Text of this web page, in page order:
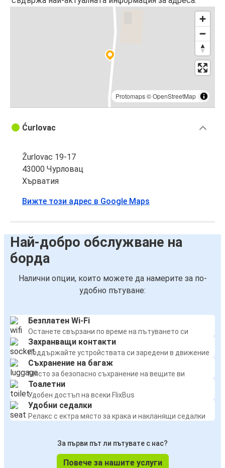
Protomaps©OpenStreetMap
Ćurlovac
Žurlovac 19-17
43000 Чурловац
Хърватия
Вижте този адрес в Google Maps
Най-добро обслужване на
борда
Налични опции, които можете да намерите за по-
удобно пътуване:
Безплатен Wi-Fi
Останете свързани по време на пътуването си
Захранващи контакти
Поддържайте устройствата си заредени в движение
Съхранение на багаж
Място за безопасно съхранение на вещите ви
Тоалетни
Удобен достъп на всеки FlixBus
Удобни седалки
Релакс с ектра място за крака и накланящи седалки
За първи път ли пътувате с нас?
Повече за нашите услуги